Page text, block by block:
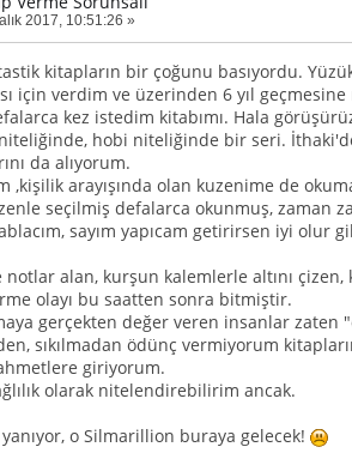
2017, 10:51:26 »
kitapların bir çoğunu basıyordu.
için verdim ve üzerinden 6 yıl
kez istedim kitabımı. Hala
hobi niteliğinde bir seri.
da alıyorum.
,kişilik arayışında olan kuzenime de
seçilmiş defalarca okunmuş, zaman
sayım yapıcam getirirsen iyi olur
alan, kurşun kalemlerle altını
olayı bu saatten sonra bitmiştir.
gerçekten değer veren insanlar zaten
sıkılmadan ödünç vermiyorum
giriyorum.
olarak nitelendirebilirim ancak.
o Silmarillion buraya gelecek!